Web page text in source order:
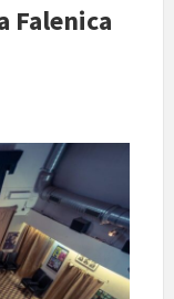
Falenica